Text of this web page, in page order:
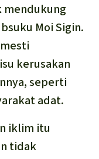
mendukung
Moi Sigin.
kerusakan
seperti
adat.
iklim itu
tidak